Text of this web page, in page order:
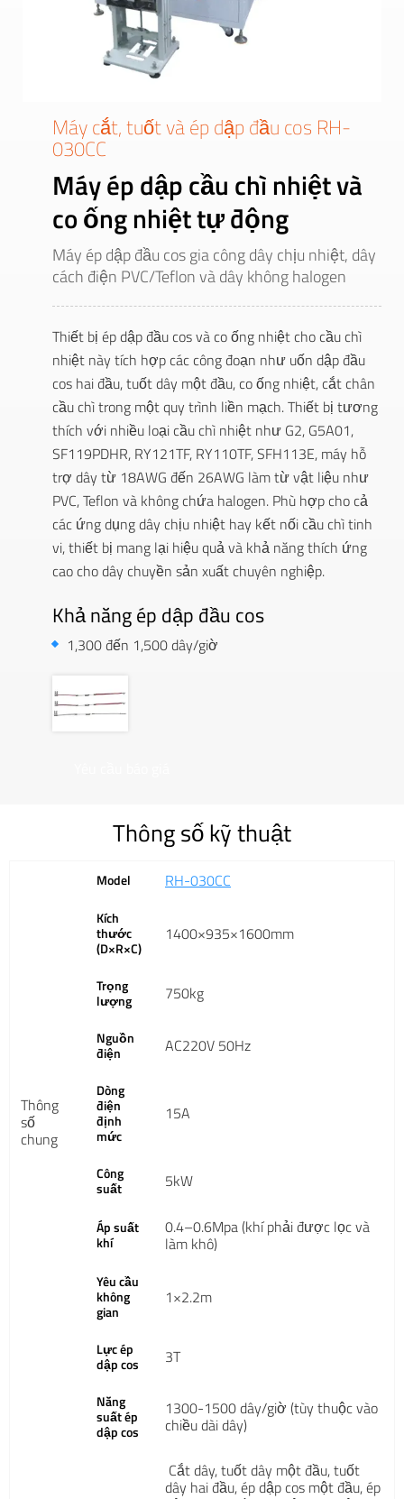
Máy cắt, tuốt và ép dập đầu cos RH-
030CC
Máy ép dập cầu chì nhiệt và
co ống nhiệt tự động
Máy ép dập đầu cos gia công dây chịu nhiệt, dây
cách điện PVC/Teflon và dây không halogen
Thiết bị ép dập đầu cos và co ống nhiệt cho cầu chì
nhiệt này tích hợp các công đoạn như uốn dập đầu
cos hai đầu, tuốt dây một đầu, co ống nhiệt, cắt chân
cầu chì trong một quy trình liền mạch. Thiết bị tương
thích với nhiều loại cầu chì nhiệt như G2, G5A01,
SF119PDHR, RY121TF, RY110TF, SFH113E, máy hỗ
trợ dây từ 18AWG đến 26AWG làm từ vật liệu như
PVC, Teflon và không chứa halogen. Phù hợp cho cả
các ứng dụng dây chịu nhiệt hay kết nối cầu chì tinh
vi, thiết bị mang lại hiệu quả và khả năng thích ứng
cao cho dây chuyền sản xuất chuyên nghiệp.
Khả năng ép dập đầu cos
1,300 đến 1,500 dây/giờ
Thông số kỹ thuật
Thông
số
chung
Model RH-030CC
Kích
thước
(D×R×C)
1400×935×1600mm
Trọng
lượng 750kg
Nguồn
điện AC220V 50Hz
Dòng
điện
định
mức
15A
Công
suất 5kW
Áp suất
khí
0.4–0.6Mpa (khí phải được lọc và
làm khô)
Yêu cầu
không
gian
1×2.2m
Lực ép
dập cos 3T
Năng
suất ép
dập cos
1300-1500 dây/giờ (tùy thuộc vào
chiều dài dây)
Cắt dây, tuốt dây một đầu, tuốt
dây hai đầu, ép dập cos một đầu, ép